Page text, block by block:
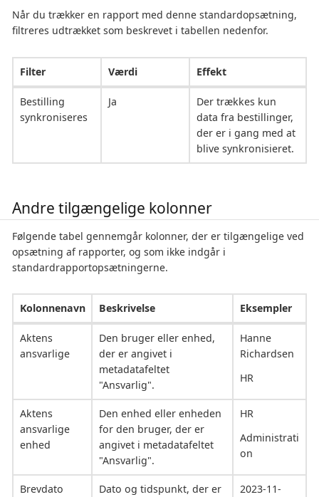
Når du trækker en rapport med denne standardopsætning,
filtreres udtrækket som beskrevet i tabellen nedenfor.
Filter Værdi Effekt
Bestilling
synkroniseres
Ja
Der trækkes kun
data fra bestillinger,
der er i gang med at
blive synkronisieret.
Andre tilgængelige kolonner
Følgende tabel gennemgår kolonner, der er tilgængelige ved
opsætning af rapporter, og som ikke indgår i
standardrapportopsætningerne.
Kolonnenavn Beskrivelse Eksempler
Aktens
ansvarlige
Den bruger eller enhed,
der er angivet i
metadatafeltet
"Ansvarlig".
Hanne
Richardsen
HR
Aktens
ansvarlige
enhed
Den enhed eller enheden
for den bruger, der er
angivet i metadatafeltet
"Ansvarlig".
HR
Administrati
on
Brevdato
Dato og tidspunkt, der er
2023-11-